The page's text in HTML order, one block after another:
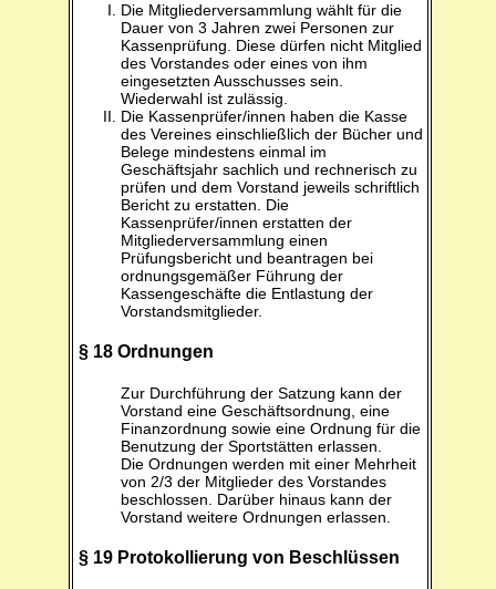
Die Mitgliederversammlung wählt für die
Dauer von 3 Jahren zwei Personen zur
Kassenprüfung. Diese dürfen nicht Mitglied
des Vorstandes oder eines von ihm
eingesetzten Ausschusses sein.
Wiederwahl ist zulässig.
Die Kassenprüfer/innen haben die Kasse
des Vereines einschließlich der Bücher und
Belege mindestens einmal im
Geschäftsjahr sachlich und rechnerisch zu
prüfen und dem Vorstand jeweils schriftlich
Bericht zu erstatten. Die
Kassenprüfer/innen erstatten der
Mitgliederversammlung einen
Prüfungsbericht und beantragen bei
ordnungsgemäßer Führung der
Kassengeschäfte die Entlastung der
Vorstandsmitglieder.
§ 18 Ordnungen
Zur Durchführung der Satzung kann der
Vorstand eine Geschäftsordnung, eine
Finanzordnung sowie eine Ordnung für die
Benutzung der Sportstätten erlassen.
Die Ordnungen werden mit einer Mehrheit
von 2/3 der Mitglieder des Vorstandes
beschlossen. Darüber hinaus kann der
Vorstand weitere Ordnungen erlassen.
§ 19 Protokollierung von Beschlüssen